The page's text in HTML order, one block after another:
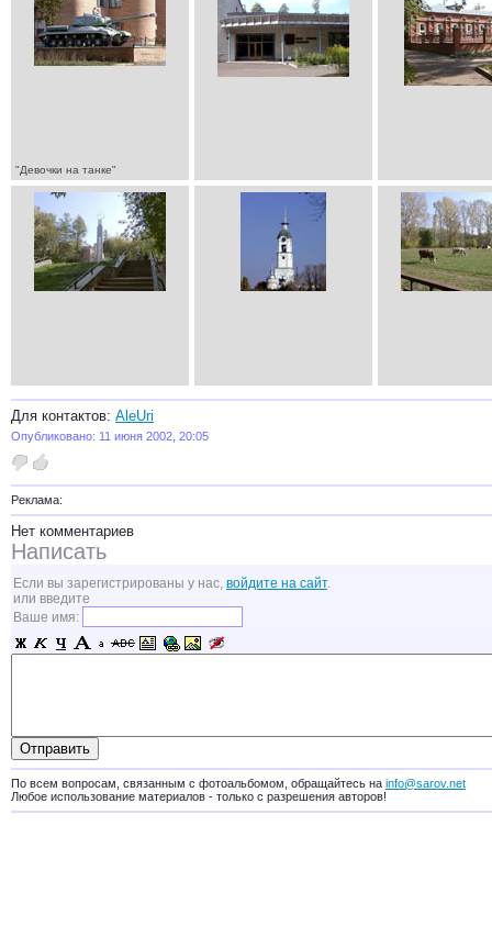
"Девочки на танке"
Для контактов: AleUri
Опубликовано: 11 июня 2002, 20:05
Реклама:
Нет комментариев
Написать
Если вы зарегистрированы у нас, войдите на сайт.
или введите
Ваше имя:
По всем вопросам, связанным с фотоальбомом, обращайтесь на info@sarov.net
Любое использование материалов - только с разрешения авторов!